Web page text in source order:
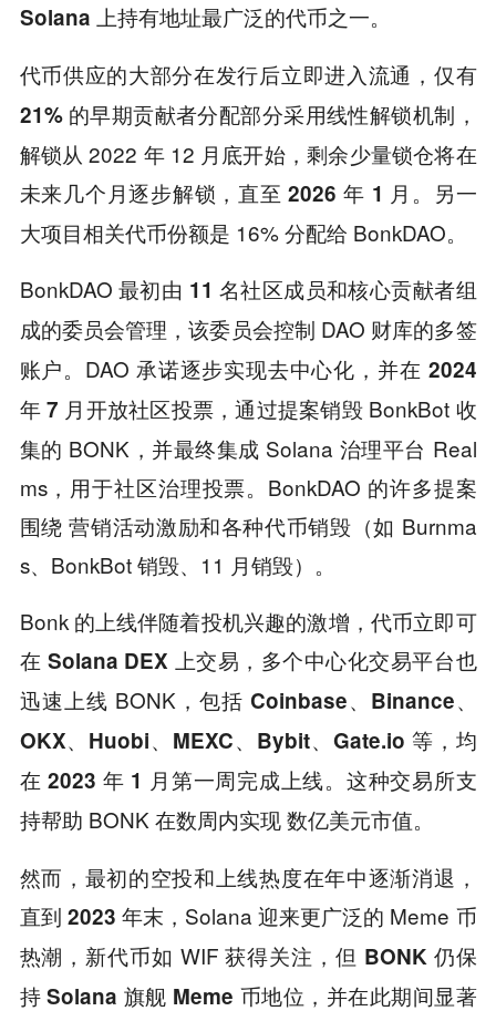
Solana 上持有地址最广泛的代币之一。
代币供应的大部分在发行后立即进入流通， 仅有
21% 的早期贡献者分配部分采用线性解锁机制 ，
解锁从 2022 年 12 月底开始，剩余少量锁仓将在
未来几个月逐步解锁，直至 2026 年 1 月 。另一
大项目相关代币份额是 16% 分配给 BonkDAO。
BonkDAO 最初由 11 名社区成员和核心贡献者组
成的委员会管理 ，该委员会控制 DAO 财库的多签
账户。DAO 承诺逐步实现去中心化，并在 2024
年 7 月开放社区投票 ，通过提案销毁 BonkBot 收
集的 BONK，并最终集成 Solana 治理平台 Real
ms，用于社区治理投票。BonkDAO 的许多提案
围绕 营销活动激励和各种代币销毁（如 Burnma
s、BonkBot 销毁、11 月销毁）。
Bonk 的上线伴随着投机兴趣的激增，代币立即可
在 Solana DEX 上交易，多个中心化交易平台也
迅速上线 BONK，包括 Coinbase、Binance、
OKX、Huobi、MEXC、Bybit、Gate.io 等，均
在 2023 年 1 月第一周完成上线。这种交易所支
持帮助 BONK 在数周内实现数亿美元市值。
然而，最初的空投和上线热度在年中逐渐消退，
直到 2023 年末 ，Solana 迎来更广泛的 Meme 币
热潮，新代币如 WIF 获得关注， 但 BONK 仍保
持 Solana 旗舰 Meme 币地位 ，并在此期间显著